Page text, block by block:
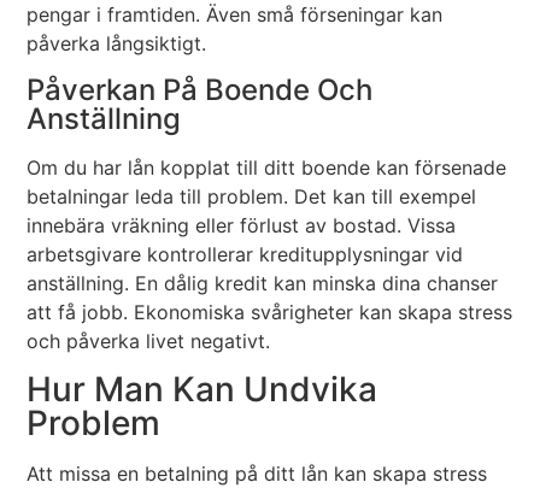
pengar i framtiden. Även små förseningar kan
påverka långsiktigt.
Påverkan På Boende Och
Anställning
Om du har lån kopplat till ditt boende kan försenade
betalningar leda till problem. Det kan till exempel
innebära vräkning eller förlust av bostad. Vissa
arbetsgivare kontrollerar kreditupplysningar vid
anställning. En dålig kredit kan minska dina chanser
att få jobb. Ekonomiska svårigheter kan skapa stress
och påverka livet negativt.
Hur Man Kan Undvika
Problem
Att missa en betalning på ditt lån kan skapa stress